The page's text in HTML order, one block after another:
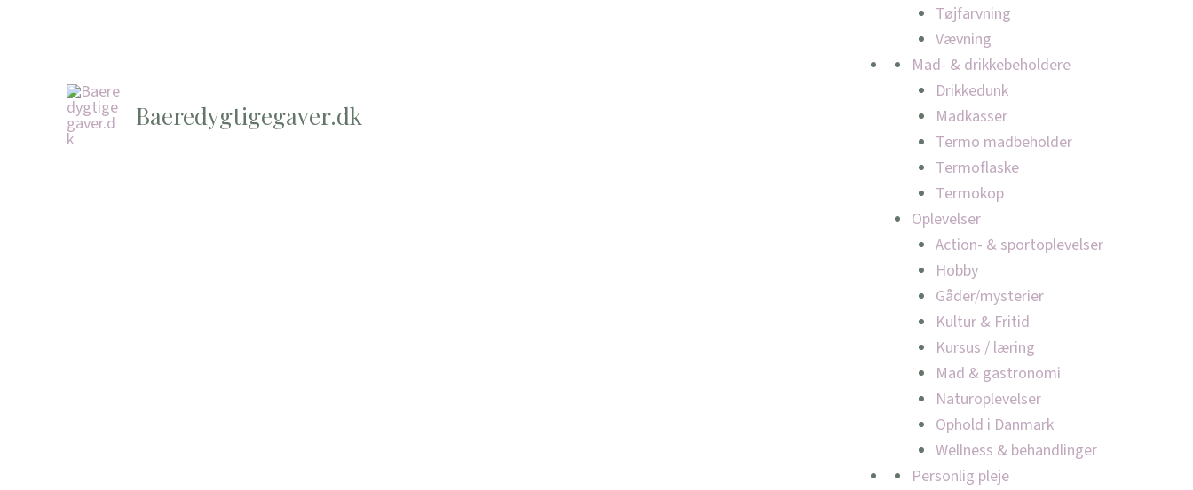
Baeredygtigegaver.dk
Tøjfarvning
Vævning
Mad- & drikkebeholdere
Drikkedunk
Madkasser
Termo madbeholder
Termoflaske
Termokop
Oplevelser
Action- & sportoplevelser
Hobby
Gåder/mysterier
Kultur & Fritid
Kursus / læring
Mad & gastronomi
Naturoplevelser
Ophold i Danmark
Wellness & behandlinger
Personlig pleje